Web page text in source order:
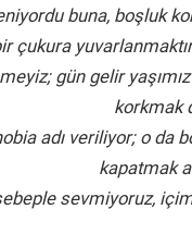
buna, boşluk
çukura
gün gelir
korkmak
adı veriliyor; o da
kapatmak
sevmiyoruz,